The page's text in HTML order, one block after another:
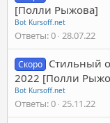
[Полли Рыжова]
Bot Kursoff.net
Ответы 0 28.07.22
Скоро Стильный
2022 [Полли
Bot Kursoff.net
Ответы 0 25.11.22